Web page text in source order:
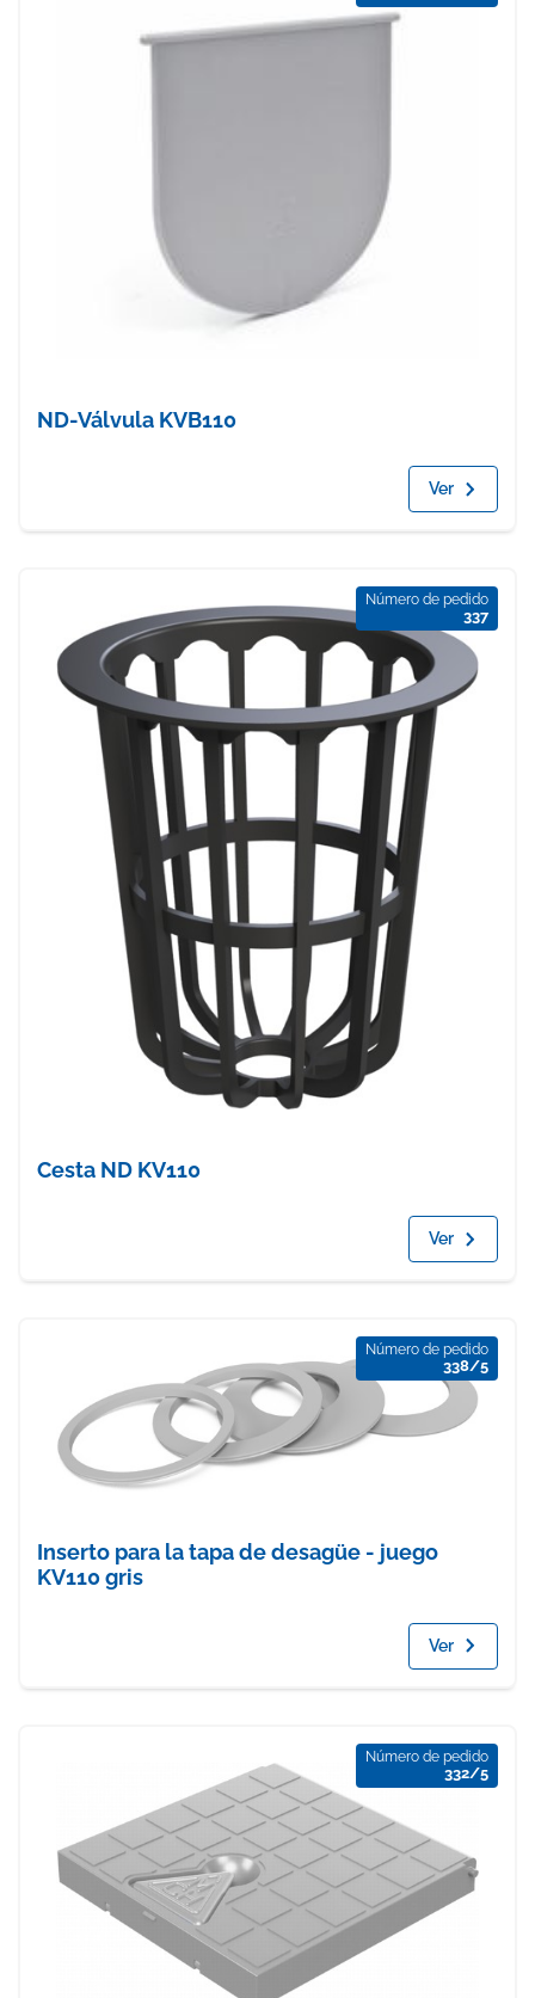
ND-Válvula KVB110
Ver
Número de pedido
337
Cesta ND KV110
Ver
Número de pedido
338/5
Inserto para la tapa de desagüe - juego
KV110 gris
Ver
Número de pedido
332/5